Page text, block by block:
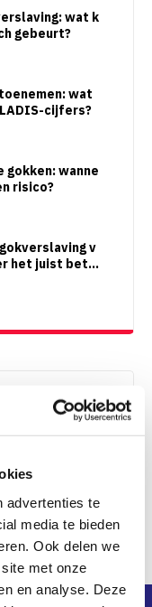
advertenties te
media te bieden
Ook delen we
met onze
en analyse. Deze
wat k
gebeurt?
wat
cijfers?
gokken: wanne
risico?
v
het juist beter